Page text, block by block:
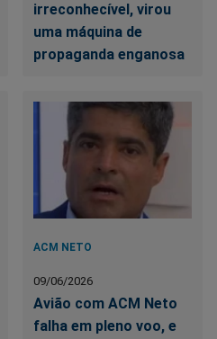
irreconhecível, virou
uma máquina de
propaganda enganosa
ACM NETO
09/06/2026
Avião com ACM Neto
falha em pleno voo, e